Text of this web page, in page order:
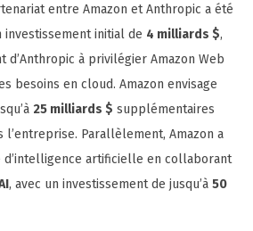
entre Amazon et Anthropic a été
investissement initial de 4 milliards $,
d’Anthropic à privilégier Amazon Web
besoins en cloud. Amazon envisage
25 milliards $ supplémentaires
l’entreprise. Parallèlement, Amazon a
d’intelligence artificielle en collaborant
, avec un investissement de jusqu’à 50